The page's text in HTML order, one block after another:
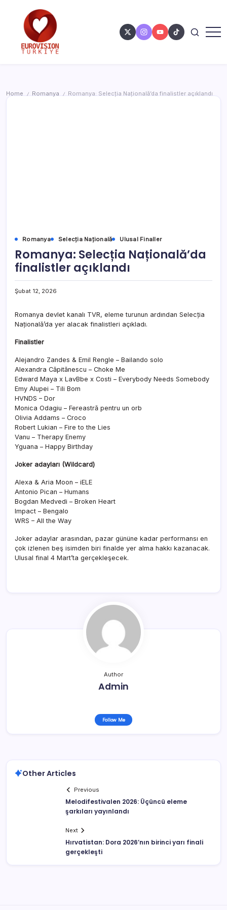
Home / Romanya / Romanya: Selecția Națională’da finalistler açıklandı
Romanya Selecția Națională Ulusal Finaller
Romanya: Selecția Națională’da
finalistler açıklandı
Şubat 12, 2026
Romanya devlet kanalı TVR, eleme turunun ardından Selecția
Națională’da yer alacak finalistleri açıkladı.
Finalistler
Alejandro Zandes & Emil Rengle – Bailando solo
Alexandra Căpitănescu – Choke Me
Edward Maya x LavBbe x Costi – Everybody Needs Somebody
Emy Alupei – Tili Bom
HVNDS – Dor
Monica Odagiu – Fereastră pentru un orb
Olivia Addams – Croco
Robert Lukian – Fire to the Lies
Vanu – Therapy Enemy
Yguana – Happy Birthday
Joker adayları (Wildcard)
Alexa & Aria Moon – iELE
Antonio Pican – Humans
Bogdan Medvedi – Broken Heart
Impact – Bengalo
WRS – All the Way
Joker adaylar arasından, pazar gününe kadar performansı en
çok izlenen beş isimden biri finalde yer alma hakkı kazanacak.
Ulusal final 4 Mart’ta gerçekleşecek.
Author
Admin
Follow Me
Other Articles
Previous
Melodifestivalen 2026: Üçüncü eleme
şarkıları yayınlandı
Next
Hırvatistan: Dora 2026’nın birinci yarı finali
gerçekleşti